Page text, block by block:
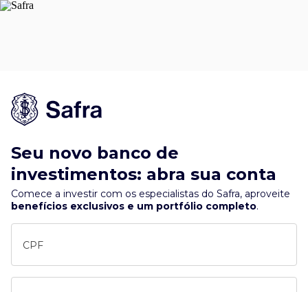
Seu novo banco de
investimentos: abra sua conta
Comece a investir com os especialistas do Safra, aproveite
benefícios exclusivos e um portfólio completo.
CPF